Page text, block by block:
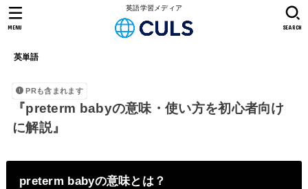
英語学習メディア
英単語
SEARCH
MENU
PRも含まれます
『preterm babyの意味・使い方を初心者向け
に解説』
preterm babyの意味とは？